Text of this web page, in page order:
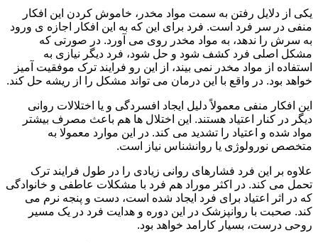
یکی از دلایل رفتن به سمت مواد مخدر، خاموش کردن این افکار
منفی در سر فرد است. فرد برای این که به این افکار اجازه ی ورود
به سرش را ندهد، به مواد مخدر روی می آورد. در صورتی که
مشکل اصلی فرد کشف شود و حل شود، فرد دیگر نیازی به
استفاده از مواد مخدر نمی بیند، از این رو فرایند ترک موفقیت آمیز
خواهد بود. در واقع با این درمان می تواند مشکل را از ریشه حل کند.
این افکار منفی معمولاً دلیل ایجاد افسردگی و یا اختلالات روانی
دیگر در کنار اعتیاد هستند. این اختلال ها هم باعث مصرف بیشتر
مواد شده و اعتیاد را تشدید می کند. در این موارد معمولا به
متخصص نورولوژی یا روانشناس نیاز است.
علاوه بر این فرد فشارهای روانی زیادی را در طول فرایند ترک
تحمل می کند. در اکثر موراد هم فرد با مشکلات عاطفی و خانوادگی
که در اثر اعتیاد برای فرد ایجاد شده است، دست و پنجه نرم می
کند. صحبت با روانپزشک در این دوره و هدایت فرد در یک مسیر
روحی درست، بسیار کارامد خواهد بود.